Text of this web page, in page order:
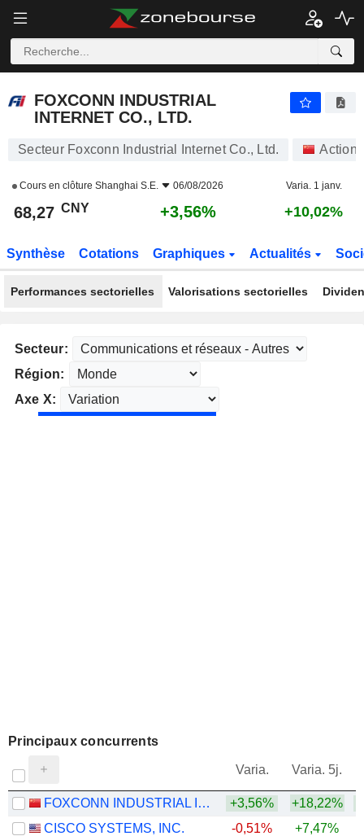
FOXCONN INDUSTRIAL
INTERNET CO., LTD.
Secteur Foxconn Industrial Internet Co., Ltd. Actions
Cours en clôture Shanghai S.E. 06/08/2026 Varia. 1 janv.
68,27 CNY +3,56% +10,02%
Synthèse Cotations Graphiques Actualités
Performances sectorielles Valorisations sectorielles
Secteur:
Région:
Axe X:
Principaux concurrents
Varia. Varia. 5j.
FOXCONN INDUSTRIAL INTERNET CO., LTD.
+3,56% +18,22%
CISCO SYSTEMS, INC.
-0,51% +7,47%